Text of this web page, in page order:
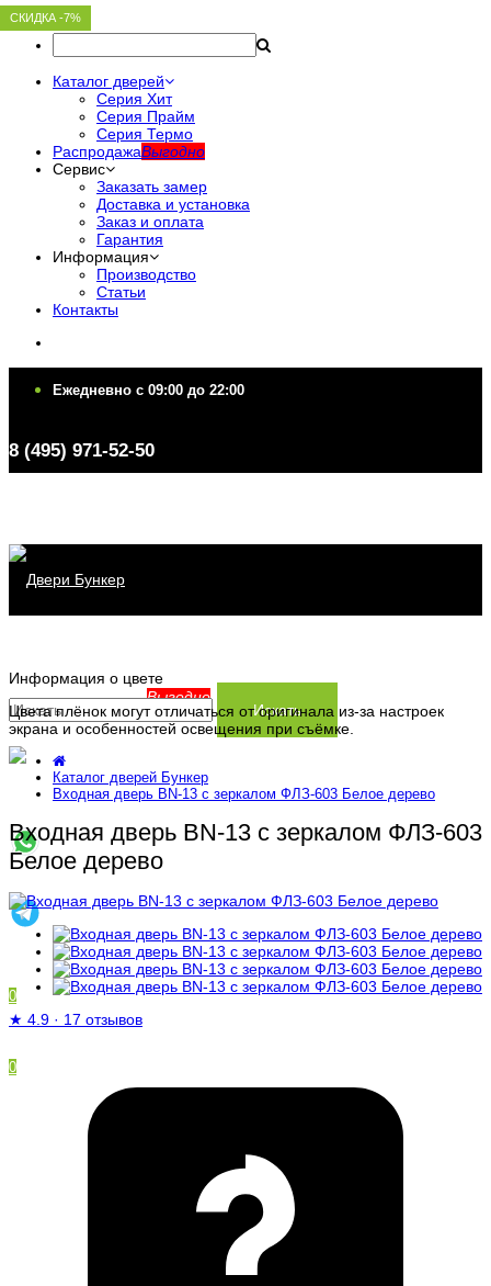
Каталог дверей
Серия Хит
Серия Прайм
Серия Термо
РаспродажаВыгодно
Сервис
Заказать замер
Доставка и установка
Заказ и оплата
Гарантия
Информация
Производство
Статьи
Контакты
Ежедневно c 09:00 до 22:00
8 (495) 971-52-50
Серия Хит
Серия Термо
РаспродажаВыгодно
Заказать замер
Доставка и установка
Заказ и оплата
Информация
Производство
Статьи
Контакты
Искать
0
0
Информация о цвете
Цвета плёнок могут отличаться от оригинала из-за настроек
экрана и особенностей освещения при съёмке.
Каталог дверей Бункер
Входная дверь BN-13 с зеркалом ФЛЗ-603 Белое дерево
Входная дверь BN-13 с зеркалом ФЛЗ-603
Белое дерево
СКИДКА -7%
★ 4.9 · 17 отзывов
СКИДКА -7%
СКИДКА -7%
СКИДКА -7%
СКИДКА -7%